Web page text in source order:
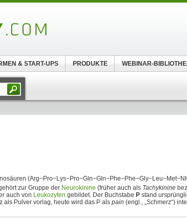
zur Gruppe der Neurokinine (früher auch als Tachykinine
auch von Leukozyten gebildet. Der Buchstabe P stand
als Pulver vorlag, heute wird das P als pain (engl., „Schmerz“)
& START-UPS PRODUKTE WEBINAR-